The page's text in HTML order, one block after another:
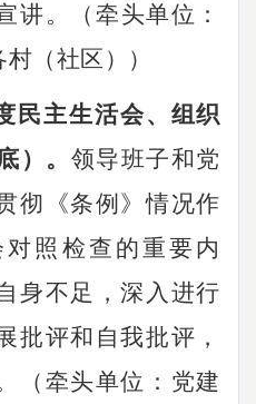
讲。
（牵头单位：
（社区）
）
民主生活会、组织
）。 领导班子和党
彻《条例》情况作
照检查的重要内
身不足，深入进行
批评和自我批评，
（牵头单位： 党建